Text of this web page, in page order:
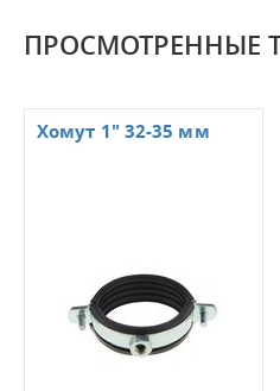
ПРОСМОТРЕННЫЕ
Хомут 1" 32-35 мм